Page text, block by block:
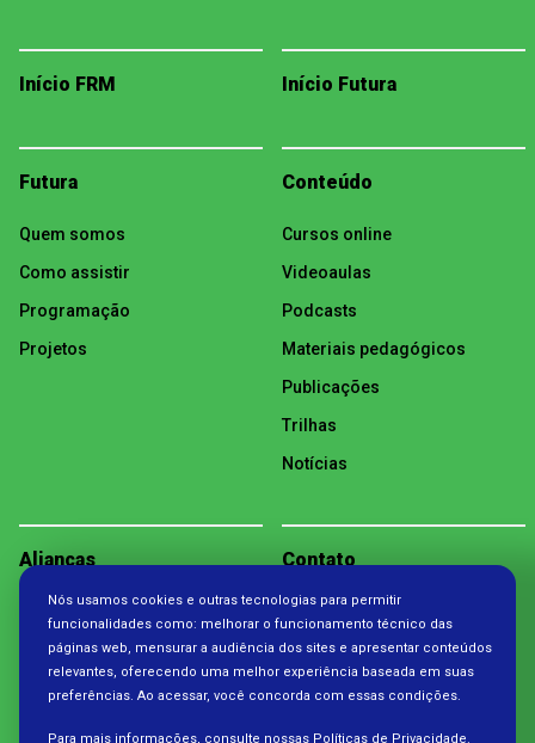
Início FRM Início Futura
Futura
Quem somos
Como assistir
Programação
Projetos
Conteúdo
Cursos online
Videoaulas
Podcasts
Materiais pedagógicos
Publicações
Trilhas
Notícias
Alianças Contato
Política de Privacidade
Nós usamos cookies e outras tecnologias para permitir
funcionalidades como: melhorar o funcionamento técnico das
páginas web, mensurar a audiência dos sites e apresentar conteúdos
relevantes, oferecendo uma melhor experiência baseada em suas
preferências. Ao acessar, você concorda com essas condições.
Para mais informações, consulte nossas Políticas de Privacidade.